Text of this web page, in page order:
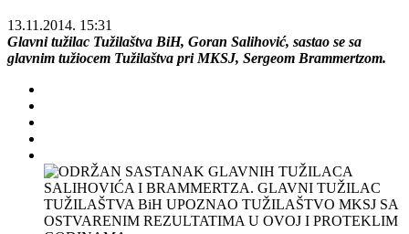
13.11.2014. 15:31
Glavni tužilac Tužilaštva BiH, Goran Salihović, sastao se sa
glavnim tužiocem Tužilaštva pri MKSJ, Sergeom Brammertzom.